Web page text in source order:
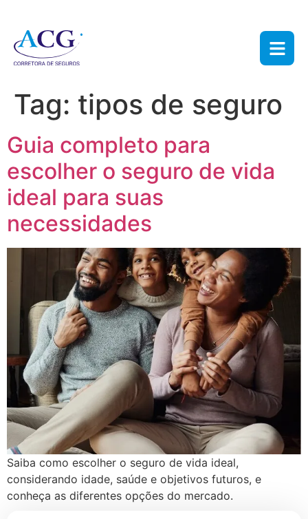
Tag: tipos de seguro
Guia completo para
escolher o seguro de vida
ideal para suas
necessidades
Saiba como escolher o seguro de vida ideal,
considerando idade, saúde e objetivos futuros, e
conheça as diferentes opções do mercado.